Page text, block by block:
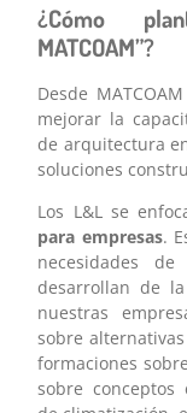
¿Cómo
MATCOAM”?
Desde
mejorar la
de arquitectura
soluciones
Los L&L se
para empresas.
necesidades
desarrollan de
nuestras
sobre
formaciones
sobre conceptos